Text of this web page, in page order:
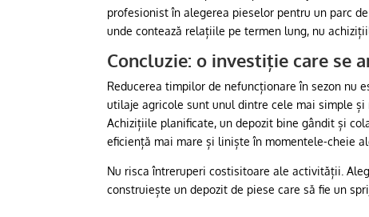
profesionist în alegerea pieselor pentru un parc
unde contează relațiile pe termen lung, nu
Concluzie: o investiție care se
Reducerea timpilor de nefuncționare în sezon nu
utilaje agricole sunt unul dintre cele mai simple
Achizițiile planificate, un depozit bine gândit și
eficiență mai mare și liniște în momentele-cheie
Nu risca întreruperi costisitoare ale activității.
construiește un depozit de piese care să fie un